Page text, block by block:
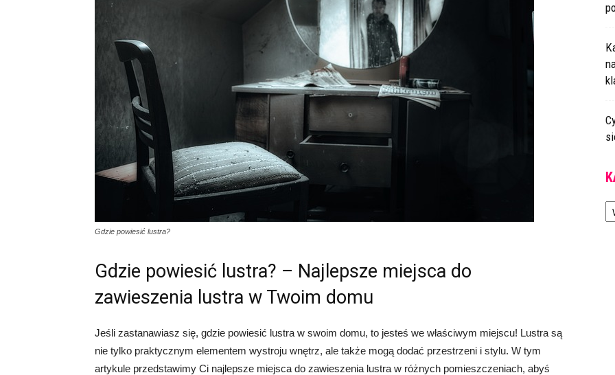
Gdzie powiesić lustra?
Gdzie powiesić lustra? – Najlepsze miejsca do
zawieszenia lustra w Twoim domu
Jeśli zastanawiasz się, gdzie powiesić lustra w swoim domu, to jesteś we właściwym miejscu! Lustra są
nie tylko praktycznym elementem wystroju wnętrz, ale także mogą dodać przestrzeni i stylu. W tym
artykule przedstawimy Ci najlepsze miejsca do zawieszenia lustra w różnych pomieszczeniach, abyś